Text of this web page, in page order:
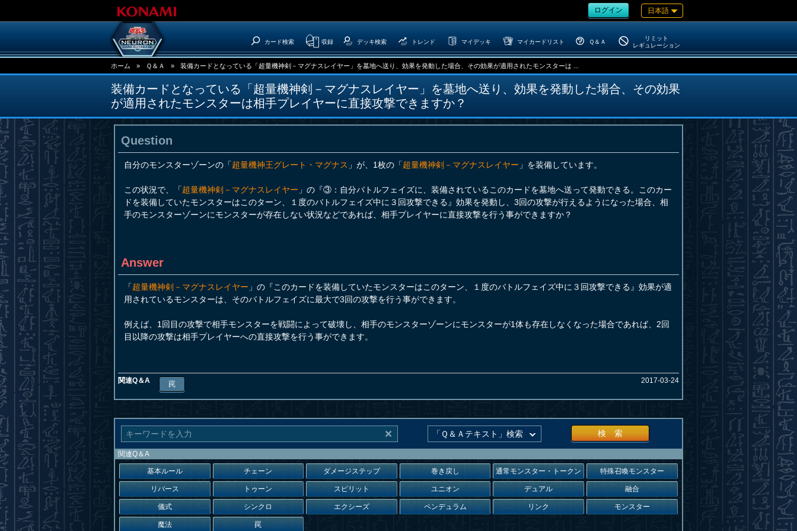
ログイン 日本語
カード検索 収録 デッキ検索 トレンド マイデッキ マイカードリスト Ｑ＆Ａ
リミット
レギュレーション
ホーム » Ｑ＆Ａ » 装備カードとなっている「超量機神剣－マグナスレイヤー」を墓地へ送り、効果を発動した場合、その効果が適用されたモンスターは ...
装備カードとなっている「超量機神剣－マグナスレイヤー」を墓地へ送り、効果を発動した場合、その効果
が適用されたモンスターは相手プレイヤーに直接攻撃できますか？
Question
自分のモンスターゾーンの「超量機神王グレート・マグナス 」が、1枚の「超量機神剣－マグナスレイヤー 」を装備しています。
この状況で、「超量機神剣－マグナスレイヤー 」の『③：自分バトルフェイズに、装備されているこのカードを墓地へ送って発動できる。このカー
ドを装備していたモンスターはこのターン、１度のバトルフェイズ中に３回攻撃できる』効果を発動し、3回の攻撃が行えるようになった場合、相
手のモンスターゾーンにモンスターが存在しない状況などであれば、相手プレイヤーに直接攻撃を行う事ができますか？
Answer
「超量機神剣－マグナスレイヤー 」の『このカードを装備していたモンスターはこのターン、１度のバトルフェイズ中に３回攻撃できる』効果が適
用されているモンスターは、そのバトルフェイズに最大で3回の攻撃を行う事ができます。
例えば、1回目の攻撃で相手モンスターを戦闘によって破壊し、相手のモンスターゾーンにモンスターが1体も存在しなくなった場合であれば、2回
目以降の攻撃は相手プレイヤーへの直接攻撃を行う事ができます。
関連Q＆A 罠 2017-03-24
検 索
関連Q＆A
基本ルール チェーン ダメージステップ 巻き戻し 通常モンスター・トークン 特殊召喚モンスター
リバース トゥーン スピリット ユニオン デュアル 融合
儀式 シンクロ エクシーズ ペンデュラム リンク モンスター
魔法 罠